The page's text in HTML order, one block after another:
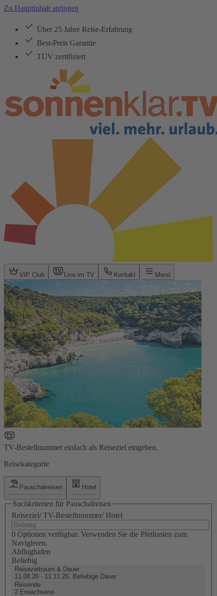
Zu Hauptinhalt springen
Über 25 Jahre Reise-Erfahrung
Best-Preis Garantie
TÜV zertifiziert
VIP Club Live im TV Kontakt Menü
TV-Bestellnummer einfach als Reiseziel eingeben.
Reisekategorie
Pauschalreisen Hotel
Suchkriterien für Pauschalreisen
Reiseziel/ TV-Bestellnummer/ Hotel
0 Optionen verfügbar. Verwenden Sie die Pfeiltasten zum
Navigieren.
Abflughafen
Beliebig
Reisezeitraum & Dauer
11.08.26 - 11.11.26, Beliebige Dauer
Reisende
2 Erwachsene